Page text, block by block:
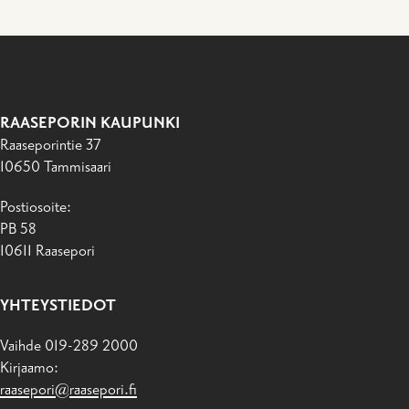
RAASEPORIN KAUPUNKI
Raaseporintie 37
10650 Tammisaari
Postiosoite:
PB 58
10611 Raasepori
YHTEYSTIEDOT
Vaihde 019-289 2000
Kirjaamo:
raasepori@raasepori.fi